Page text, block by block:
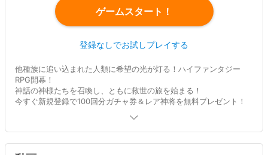
ゲームスタート！
登録なしでお試しプレイする
他種族に追い込まれた人類に希望の光が灯る！ハイファンタジー
RPG開幕！
神話の神様たちを召喚し、ともに救世の旅を始まる！
今すぐ新規登録で100回分ガチャ券＆レア神将を無料プレゼント！